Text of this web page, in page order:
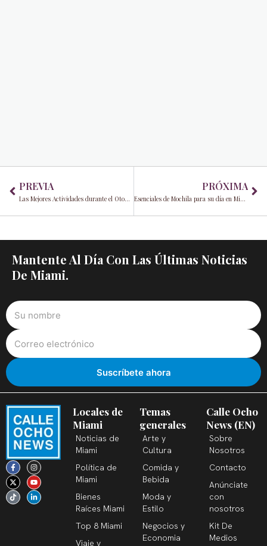
PREVIA
Las Mejores Actividades durante el Otoño en Miami
PRÓXIMA
Esenciales de Mochila para su día en Miami
Mantente Al Día Con Las Últimas Noticias
De Miami.
F
a
c
e
b
o
o
I
n
s
t
a
g
r
X
-
t
w
i
t
t
Y
o
u
t
u
b
e
T
i
k
t
o
k
L
i
n
k
e
d
i
Locales de
Miami
Noticias de
Miami
Política de
Miami
Bienes
Raíces Miami
Top 8 Miami
Viaje y
Temas
generales
Arte y
Cultura
Comida y
Bebida
Moda y
Estilo
Negocios y
Economia
Calle Ocho
News (EN)
Sobre
Nosotros
Contacto
Anúnciate
con
nosotros
Kit De
Medios